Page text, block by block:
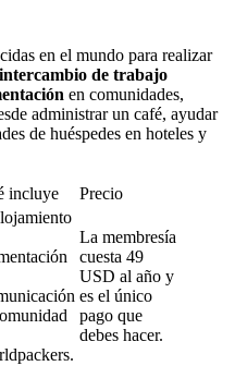
en el mundo para realizar
de trabajo
en comunidades,
administrar un café, ayudar
de huéspedes en hoteles y
incluye
Precio
La membresía
cuesta 49
USD al año y
es el único
pago que
debes hacer.